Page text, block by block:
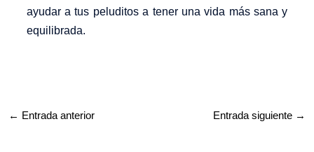
ayudar a tus peluditos a tener una vida más sana y
equilibrada.
← Entrada anterior Entrada siguiente →